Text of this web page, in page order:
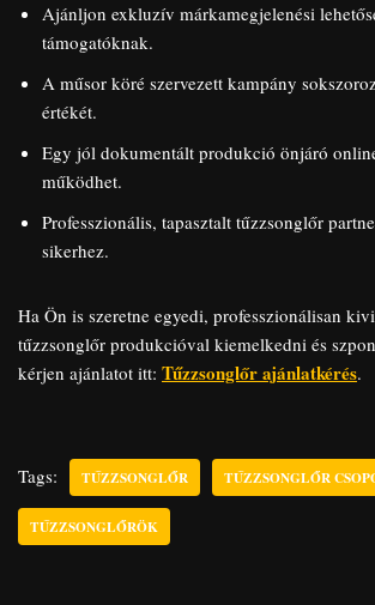
Ajánljon exkluzív márkamegjelenési
támogatóknak.
A műsor köré szervezett kampány
értékét.
Egy jól dokumentált produkció önjáró
működhet.
Professzionális, tapasztalt tűzzsonglőr
sikerhez.
Ha Ön is szeretne egyedi, professzionálisan
tűzzsonglőr produkcióval kiemelkedni és
kérjen ajánlatot itt: Tűzzsonglőr ajánlatkérés.
Tags: TŰZZSONGLŐR TŰZZSONGLŐR
TŰZZSONGLŐRÖK